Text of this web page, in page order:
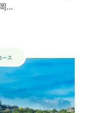
…
ース